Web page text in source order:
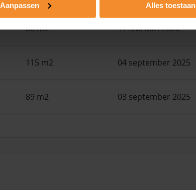
Aanpassen Alles toestaan
88 m2 17 februari 2026
115 m2 04 september 2025
89 m2 03 september 2025